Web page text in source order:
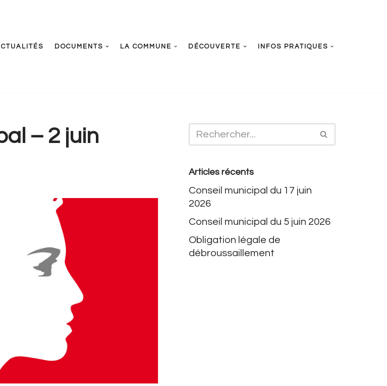
DOCUMENTS LA COMMUNE DÉCOUVERTE INFOS PRATIQUES
– 2 juin
Articles récents
Conseil municipal du 17 juin
2026
Conseil municipal du 5 juin 2026
Obligation légale de
débroussaillement